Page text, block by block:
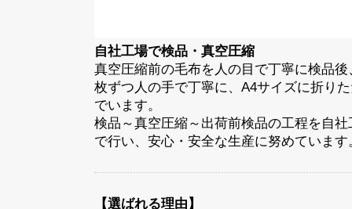
自社工場で検品・真空圧縮
真空圧縮前の毛布を人の目で丁寧に検品後
枚ずつ人の手で丁寧に、A4サイズに折り
でいます。
検品～真空圧縮～出荷前検品の工程を自社
で行い、安心・安全な生産に努めています
【選ばれる理由】